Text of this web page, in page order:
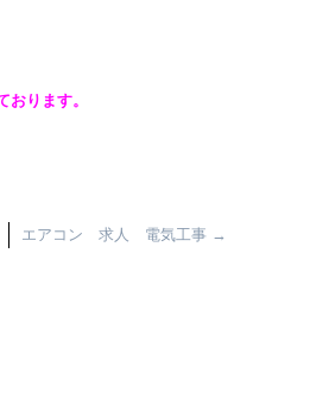
ります。
エアコン 求人 電気工事 →